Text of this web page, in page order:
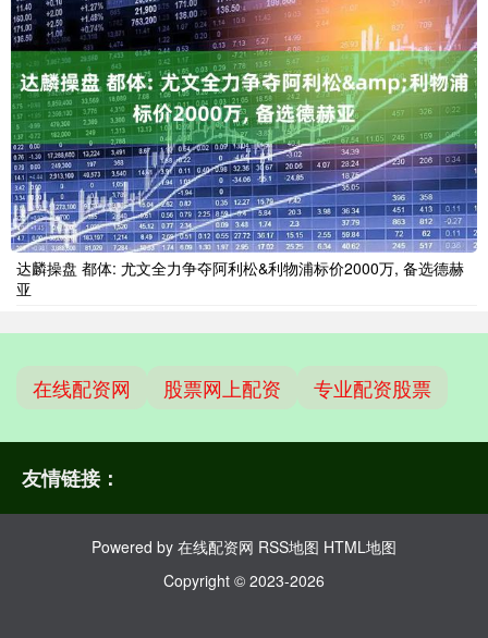
达麟操盘 都体: 尤文全力争夺阿利松&利物浦标价2000万, 备选德赫
亚
在线配资网 股票网上配资 专业配资股票
友情链接：
Powered by 在线配资网 RSS地图 HTML地图
Copyright © 2023-2026